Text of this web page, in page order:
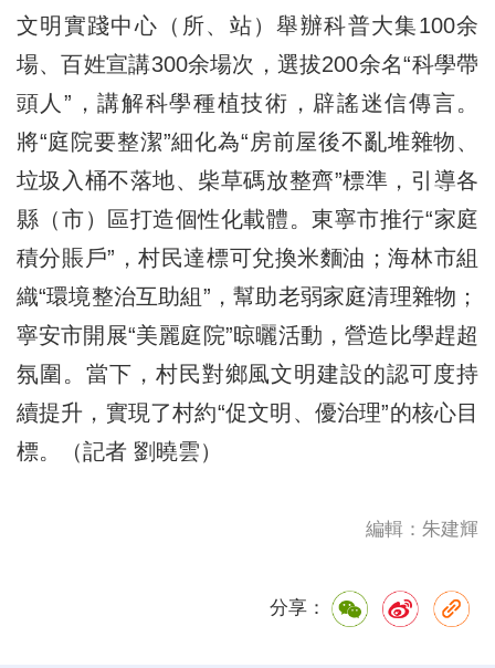
文明實踐中心（所、站）舉辦科普大集100余
場、百姓宣講300余場次，選拔200余名“科學帶
頭人”，講解科學種植技術，辟謠迷信傳言。
將“庭院要整潔”細化為“房前屋後不亂堆雜物、
垃圾入桶不落地、柴草碼放整齊”標準，引導各
縣（市）區打造個性化載體。東寧市推行“家庭
積分賬戶”，村民達標可兌換米麵油；海林市組
織“環境整治互助組”，幫助老弱家庭清理雜物；
寧安市開展“美麗庭院”晾曬活動，營造比學趕超
氛圍。當下，村民對鄉風文明建設的認可度持
續提升，實現了村約“促文明、優治理”的核心目
標。（記者 劉曉雲）
編輯：朱建輝
分享：